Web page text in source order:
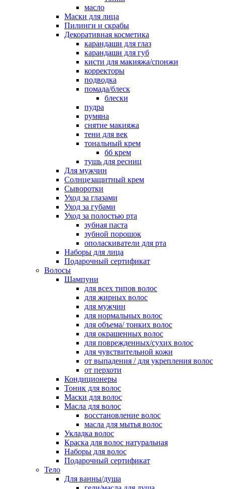
масло
Маски для лица
Пилинги и скрабы
Декоративная косметика
карандаши для глаз
карандаши для губ
кисти для макияжа/спонжи
корректоры
подводка
помада/блеск
блески
пудра
румяна
снятие макияжа
тени для век
тональный крем
бб крем
тушь для ресниц
Для мужчин
Солнцезащитный крем
Сыворотки
Уход за глазами
Уход за губами
Уход за полостью рта
зубная паста
зубной порошок
ополаскиватели для рта
Наборы для лица
Подарочный сертификат
Волосы
Шампуни
для всех типов волос
для жирных волос
для мужчин
для нормальных волос
для объема/ тонких волос
для окрашенных волос
для поврежденных/сухих волос
для чувствительной кожи
от выпадения / для укрепления волос
от перхоти
Кондиционеры
Тоник для волос
Маски для волос
Масла для волос
восстановление волос
масла для мытья волос
Укладка волос
Краска для волос натуральная
Наборы для волос
Подарочный сертификат
Тело
Для ванны/душа